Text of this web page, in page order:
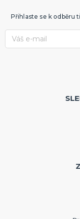
Přihlaste se k odběru